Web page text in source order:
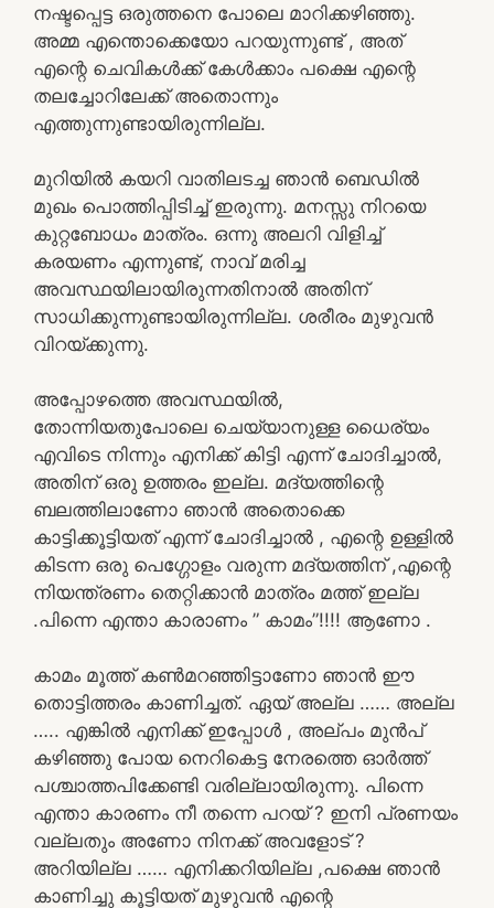
നഷ്ടപ്പെട്ട ഒരുത്തനെ പോലെ മാറിക്കഴിഞ്ഞു.
അമ്മ എന്തൊക്കെയോ പറയുന്നുണ്ട് , അത്
എന്റെ ചെവികൾക്ക് കേൾക്കാം പക്ഷെ എന്റെ
തലച്ചോറിലേക്ക് അതൊന്നും
എത്തുന്നുണ്ടായിരുന്നില്ല.
മുറിയിൽ കയറി വാതിലടച്ച ഞാൻ ബെഡിൽ
മുഖം പൊത്തിപ്പിടിച്ച് ഇരുന്നു. മനസ്സു നിറയെ
കുറ്റബോധം മാത്രം. ഒന്നു അലറി വിളിച്ച്
കരയണം എന്നുണ്ട്, നാവ് മരിച്ച
അവസ്ഥയിലായിരുന്നതിനാൽ അതിന്
സാധിക്കുന്നുണ്ടായിരുന്നില്ല. ശരീരം മുഴുവൻ
വിറയ്ക്കുന്നു.
അപ്പോഴത്തെ അവസ്ഥയിൽ,
തോന്നിയതുപോലെ ചെയ്യാനുള്ള ധൈര്യം
എവിടെ നിന്നും എനിക്ക് കിട്ടി എന്ന് ചോദിച്ചാൽ,
അതിന് ഒരു ഉത്തരം ഇല്ല. മദ്യത്തിന്റെ
ബലത്തിലാണോ ഞാൻ അതൊക്കെ
കാട്ടിക്കൂട്ടിയത് എന്ന് ചോദിച്ചാൽ , എന്റെ ഉള്ളിൽ
കിടന്ന ഒരു പെഗ്ഗോളം വരുന്ന മദ്യത്തിന് ,എന്റെ
നിയന്ത്രണം തെറ്റിക്കാൻ മാത്രം മത്ത് ഇല്ല
.പിന്നെ എന്താ കാരാണം ” കാമം”!!!! ആണോ .
കാമം മൂത്ത് കൺമറഞ്ഞിട്ടാണോ ഞാൻ ഈ
തൊട്ടിത്തരം കാണിച്ചത്. ഏയ് അല്ല …… അല്ല
….. എങ്കിൽ എനിക്ക് ഇപ്പോൾ , അല്പം മുൻപ്
കഴിഞ്ഞു പോയ നെറികെട്ട നേരത്തെ ഓർത്ത്
പശ്ചാത്തപിക്കേണ്ടി വരില്ലായിരുന്നു. പിന്നെ
എന്താ കാരണം നീ തന്നെ പറയ് ? ഇനി പ്രണയം
വല്ലതും അണോ നിനക്ക് അവളോട് ?
അറിയില്ല …… എനിക്കറിയില്ല ,പക്ഷെ ഞാൻ
കാണിച്ചു കൂട്ടിയത് മുഴുവൻ എന്റെ